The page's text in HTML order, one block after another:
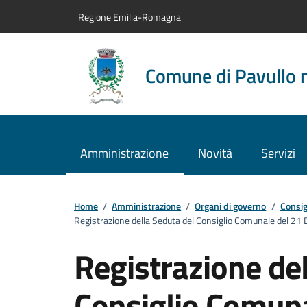
Regione Emilia-Romagna
Comune di Pavullo
Amministrazione Novità Servizi
Home / Amministrazione / Organi di governo /
Registrazione della Seduta del Consiglio Comunale del
Registrazione